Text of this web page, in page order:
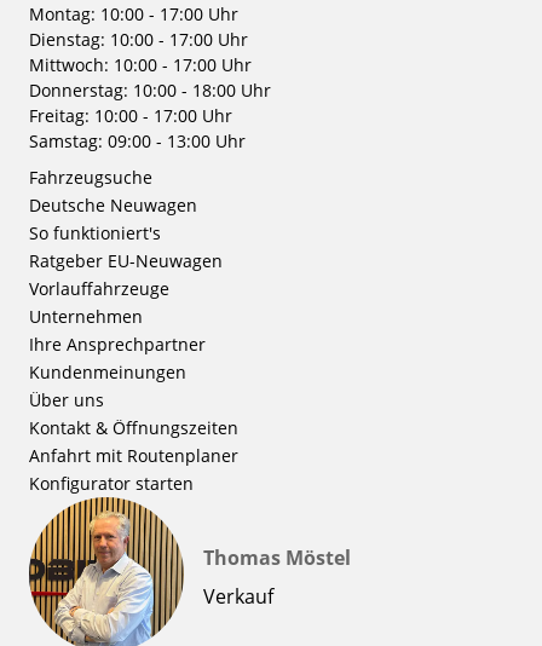
Montag: 10:00 - 17:00 Uhr
Dienstag: 10:00 - 17:00 Uhr
Mittwoch: 10:00 - 17:00 Uhr
Donnerstag: 10:00 - 18:00 Uhr
Freitag: 10:00 - 17:00 Uhr
Samstag: 09:00 - 13:00 Uhr
Fahrzeugsuche
Deutsche Neuwagen
So funktioniert's
Ratgeber EU-Neuwagen
Vorlauffahrzeuge
Unternehmen
Ihre Ansprechpartner
Kundenmeinungen
Über uns
Kontakt & Öffnungszeiten
Anfahrt mit Routenplaner
Konfigurator starten
Thomas Möstel
Verkauf